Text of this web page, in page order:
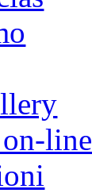
line